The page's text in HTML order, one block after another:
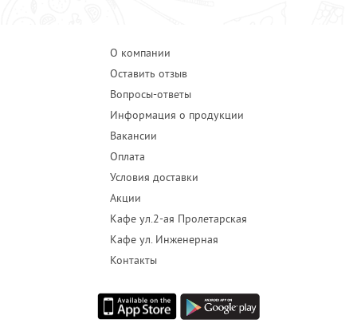
О компании
Оставить отзыв
Вопросы-ответы
Информация о продукции
Вакансии
Оплата
Условия доставки
Акции
Кафе ул.2-ая Пролетарская
Кафе ул. Инженерная
Контакты